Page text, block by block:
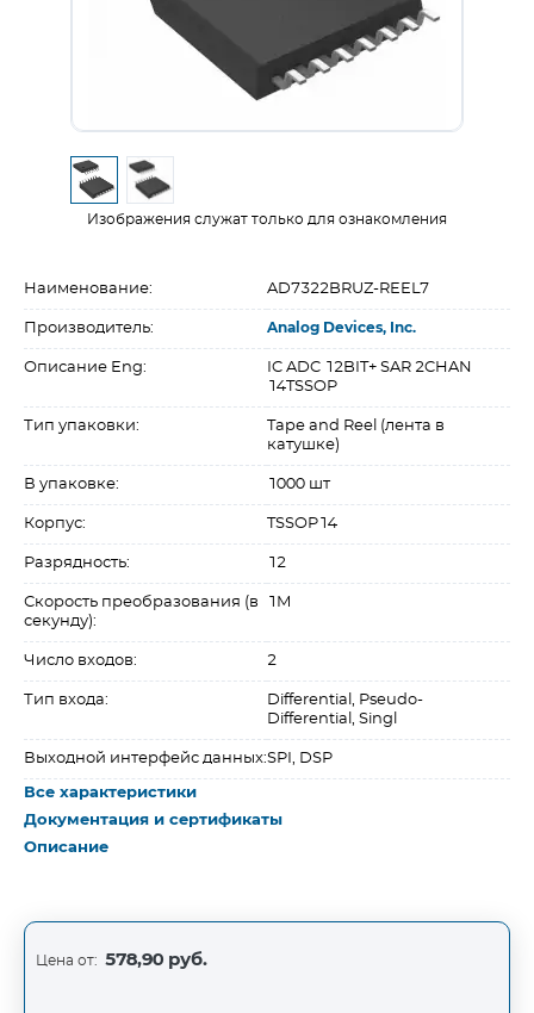
Изображения служат только для ознакомления
Наименование: AD7322BRUZ-REEL7
Производитель: Analog Devices, Inc.
Описание Eng:
IC ADC 12BIT+ SAR 2CHAN
14TSSOP
Тип упаковки:
Tape and Reel (лента в
катушке)
В упаковке: 1000 шт
Корпус: TSSOP14
Разрядность: 12
Скорость преобразования (в
секунду):
1M
Число входов: 2
Тип входа:
Differential, Pseudo-
Differential, Singl
Выходной интерфейс данных:SPI, DSP
Все характеристики
Документация и сертификаты
Описание
Цена от: 578,90 руб.